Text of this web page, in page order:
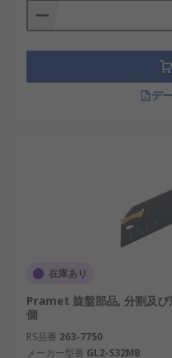
デ
在庫あり
Pramet 旋盤部品, 分割及
個
RS品番 263-7750
メーカー型番 GL2-S32MB